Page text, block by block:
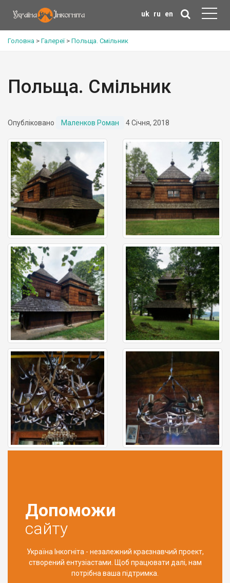
uk ru en
Головна > Галереї> Польща. Смільник
Польща. Смільник
Опубліковано Маленков Роман 4 Січня, 2018
Допоможи
сайту
Україна Інкогніта - незалежний краєзнавчий проект,
створений ентузіастами. Щоб працювати далі, нам
потрібна ваша підтримка.